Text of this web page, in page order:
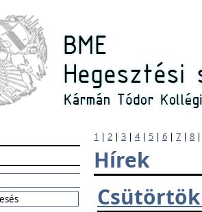
1 | 2 | 3 | 4| 5 | 6 | 7 | 8
Hírek